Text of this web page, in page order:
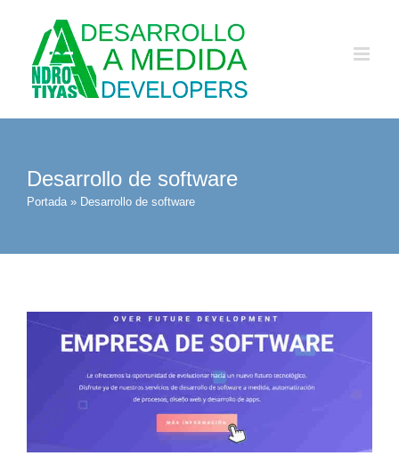
contenido
Desarrollo de software
Portada» Desarrollo de software